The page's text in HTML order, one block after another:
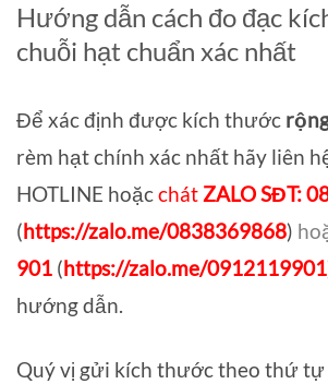
Hướng dẫn cách đo đạc
chuỗi hạt chuẩn xác nhất
Để xác định được kích thước
rèm hạt chính xác nhất hãy liên
HOTLINE hoặcchát ZALO SĐT:
(https://zalo.me/0838369868)
901 (https://zalo.me/0912119901
hướng dẫn.
Quý vị gửi kích thước theo thứ tự